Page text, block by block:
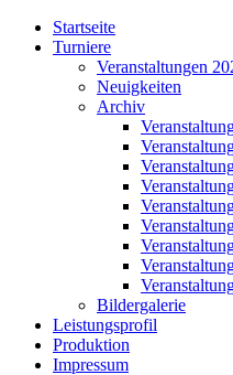
Startseite
Turniere
Veranstaltungen
Neuigkeiten
Archiv
Bildergalerie
Leistungsprofil
Produktion
Impressum